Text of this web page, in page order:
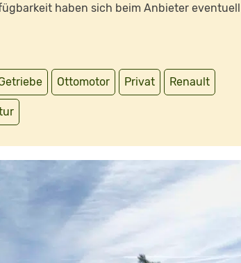
haben sich beim Anbieter eventuell
Ottomotor Privat Renault